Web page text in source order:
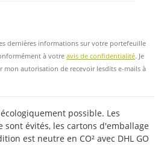
dernières informations sur votre portefeuille
à votre avis de confidentialité. Je
mon autorisation de recevoir lesdits e-mails à
possible. Les
sont évités, les cartons d'emballage
est neutre en CO² avec DHL GO